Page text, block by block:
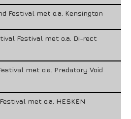
Festival met o.a. Kensington
Festival met o.a. Di-rect
met o.a. Predatory Void
met o.a. HESKEN